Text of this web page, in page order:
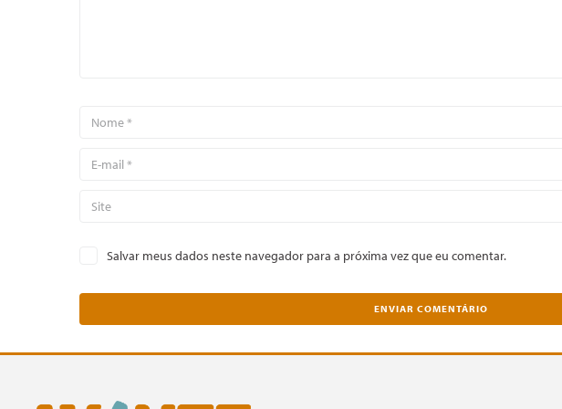
Salvar meus dados neste navegador para a próxima vez que eu comentar.